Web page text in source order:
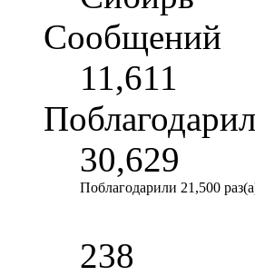
Сообщений
11,611
30,629
Поблагодарили 21,500
238